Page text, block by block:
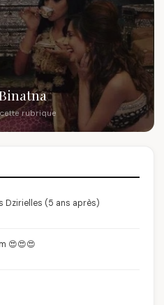
rubrique
Dzirielles (5 ans après)
😍😍😍